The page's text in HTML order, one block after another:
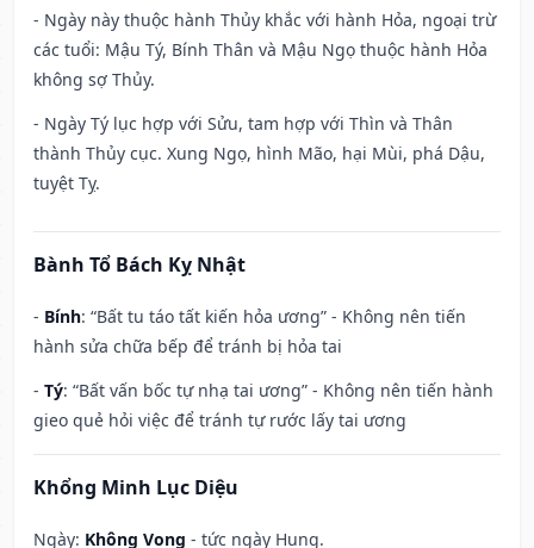
- Ngày này thuộc hành Thủy khắc với hành Hỏa, ngoại trừ
các tuổi: Mậu Tý, Bính Thân và Mậu Ngọ thuộc hành Hỏa
không sợ Thủy.
- Ngày Tý lục hợp với Sửu, tam hợp với Thìn và Thân
thành Thủy cục. Xung Ngọ, hình Mão, hại Mùi, phá Dậu,
tuyệt Tỵ.
Bành Tổ Bách Kỵ Nhật
- Bính: “Bất tu táo tất kiến hỏa ương” - Không nên tiến
hành sửa chữa bếp để tránh bị hỏa tai
- Tý: “Bất vấn bốc tự nhạ tai ương” - Không nên tiến hành
gieo quẻ hỏi việc để tránh tự rước lấy tai ương
Khổng Minh Lục Diệu
Ngày: Không Vong - tức ngày Hung.